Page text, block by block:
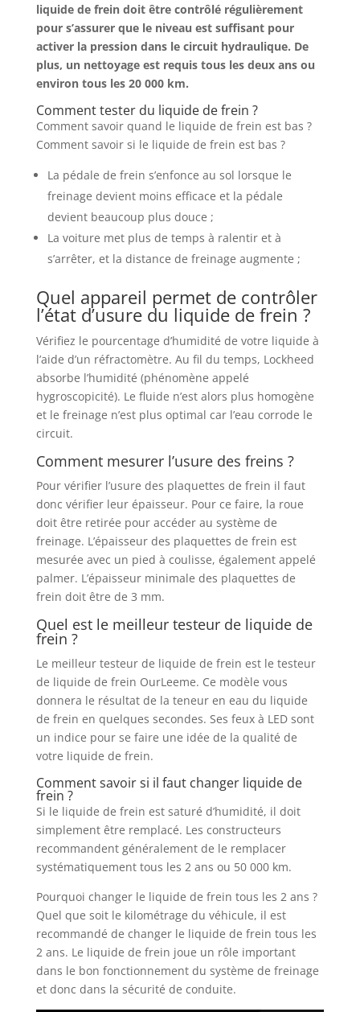
liquide de frein doit être contrôlé régulièrement
pour s’assurer que le niveau est suffisant pour
activer la pression dans le circuit hydraulique. De
plus, un nettoyage est requis tous les deux ans ou
environ tous les 20 000 km.
Comment tester du liquide de frein ?
Comment savoir quand le liquide de frein est bas ?
Comment savoir si le liquide de frein est bas ?
La pédale de frein s’enfonce au sol lorsque le
freinage devient moins efficace et la pédale
devient beaucoup plus douce ;
La voiture met plus de temps à ralentir et à
s’arrêter, et la distance de freinage augmente ;
Quel appareil permet de contrôler
l’état d’usure du liquide de frein ?
Vérifiez le pourcentage d’humidité de votre liquide à
l’aide d’un réfractomètre. Au fil du temps, Lockheed
absorbe l’humidité (phénomène appelé
hygroscopicité). Le fluide n’est alors plus homogène
et le freinage n’est plus optimal car l’eau corrode le
circuit.
Comment mesurer l’usure des freins ?
Pour vérifier l’usure des plaquettes de frein il faut
donc vérifier leur épaisseur. Pour ce faire, la roue
doit être retirée pour accéder au système de
freinage. L’épaisseur des plaquettes de frein est
mesurée avec un pied à coulisse, également appelé
palmer. L’épaisseur minimale des plaquettes de
frein doit être de 3 mm.
Quel est le meilleur testeur de liquide de
frein ?
Le meilleur testeur de liquide de frein est le testeur
de liquide de frein OurLeeme. Ce modèle vous
donnera le résultat de la teneur en eau du liquide
de frein en quelques secondes. Ses feux à LED sont
un indice pour se faire une idée de la qualité de
votre liquide de frein.
Comment savoir si il faut changer liquide de
frein ?
Si le liquide de frein est saturé d’humidité, il doit
simplement être remplacé. Les constructeurs
recommandent généralement de le remplacer
systématiquement tous les 2 ans ou 50 000 km.
Pourquoi changer le liquide de frein tous les 2 ans ?
Quel que soit le kilométrage du véhicule, il est
recommandé de changer le liquide de frein tous les
2 ans. Le liquide de frein joue un rôle important
dans le bon fonctionnement du système de freinage
et donc dans la sécurité de conduite.